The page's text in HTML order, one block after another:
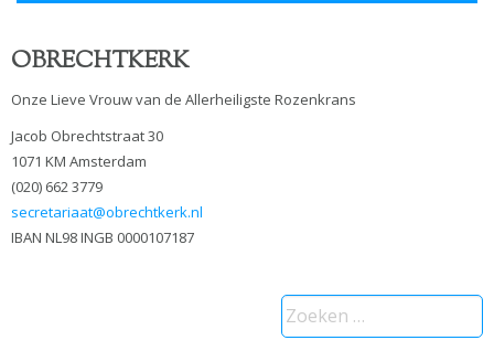
OBRECHTKERK
Onze Lieve Vrouw van de Allerheiligste Rozenkrans
Jacob Obrechtstraat 30
1071 KM Amsterdam
(020) 662 3779
secretariaat@obrechtkerk.nl
IBAN NL98 INGB 0000107187
Zoeken
naar: